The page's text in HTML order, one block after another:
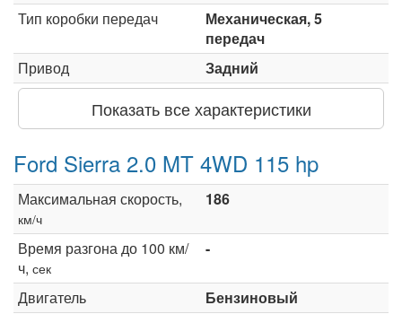
Тип коробки передач
Механическая, 5
передач
Привод
Задний
Показать все характеристики
Ford Sierra 2.0 MT 4WD 115 hp
Максимальная скорость,
км/ч
186
Время разгона до 100 км/
ч, сек
-
Двигатель
Бензиновый